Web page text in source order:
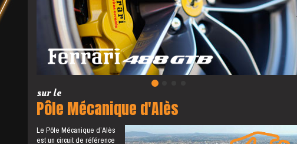
sur le
Pôle Mécanique d'Alès
Le Pôle Mécanique d’Alès
est un circuit de référence